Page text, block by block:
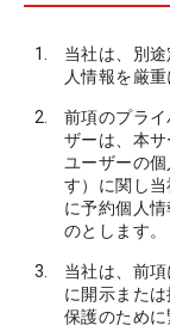
当社は、別途
人情報を厳重
前項のプラ
ザーは、本
ユーザーの
す）に関し
に予約個人
のとします。
当社は、前
に開示また
保護のため